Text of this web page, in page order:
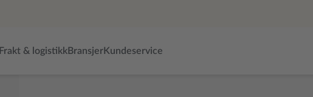
Frakt & logistikkBransjerKundeservice